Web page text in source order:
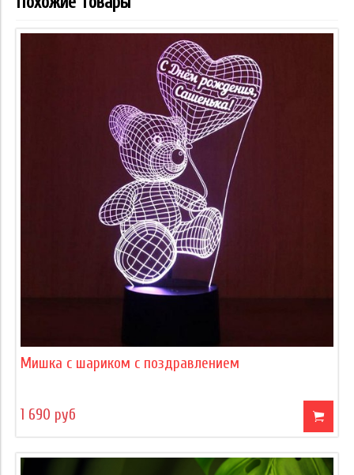
Мишка с шариком с поздравлением
1 690 руб